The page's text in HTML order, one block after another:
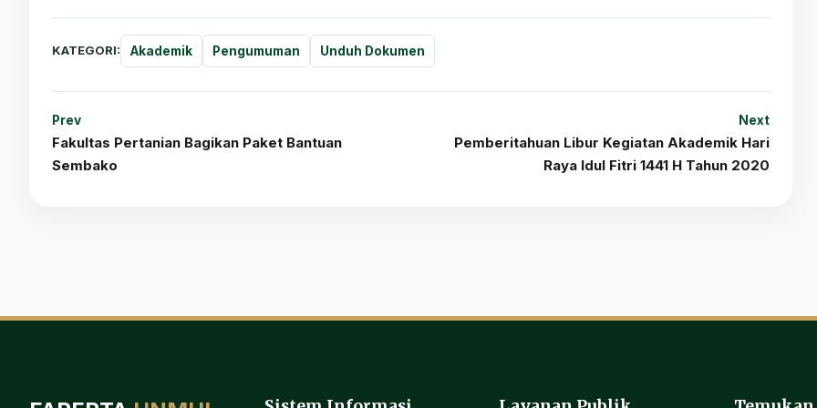
KATEGORI: Akademik Pengumuman Unduh Dokumen
Prev
Fakultas Pertanian Bagikan Paket Bantuan
Sembako
Next
Pemberitahuan Libur Kegiatan Akademik Hari
Raya Idul Fitri 1441 H Tahun 2020